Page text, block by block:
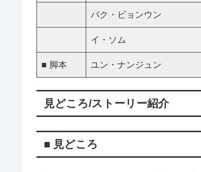
パク・ビョンウン
イ・ソム
■ 脚本 ユン・ナンジュン
見どころ/ストーリー紹介
■ 見どころ